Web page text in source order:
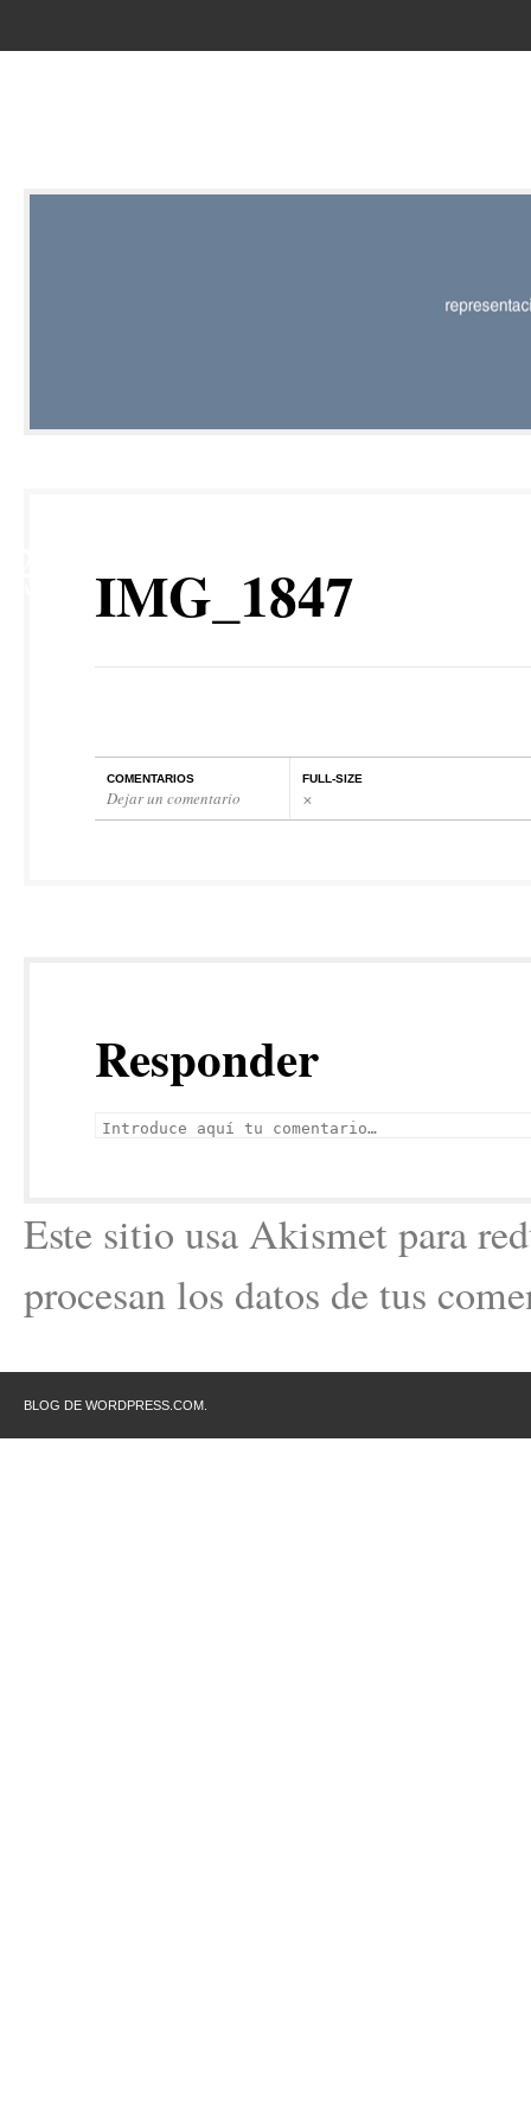
IMG_1847
COMENTARIOS
Dejar un comentario
FULL-SIZE
×
Responder
Este sitio usa Akismet para
procesan los datos de tus
BLOG DE WORDPRESS.COM.